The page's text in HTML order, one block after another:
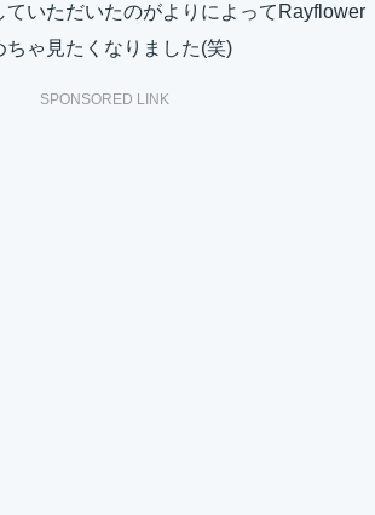
ていただいたのがよりによってRayflower
ちゃ見たくなりました(笑)
SPONSORED LINK